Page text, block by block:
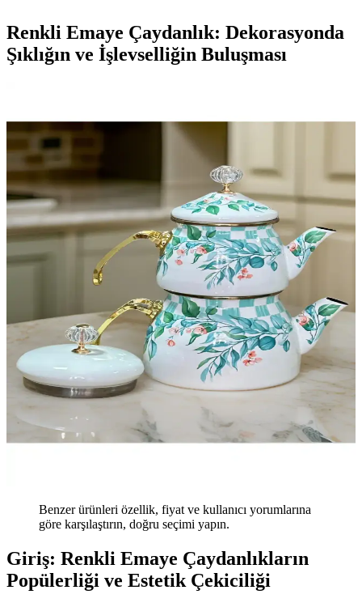
Renkli Emaye Çaydanlık: Dekorasyonda
Şıklığın ve İşlevselliğin Buluşması
Benzer ürünleri özellik, fiyat ve kullanıcı yorumlarına
göre karşılaştırın, doğru seçimi yapın.
Giriş: Renkli Emaye Çaydanlıkların
Popülerliği ve Estetik Çekiciliği